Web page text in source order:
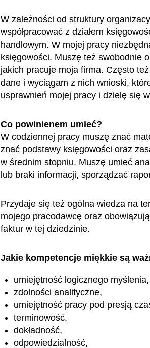
W zależności od struktury
współpracować z działem
handlowym. W mojej pracy
księgowości. Muszę też swobodnie
jakich pracuje moja firma. Często
dane i wyciągam z nich wnioski,
usprawnień mojej pracy i dzielę się
Co powinienem umieć?
W codziennej pracy muszę znać
znać podstawy księgowości oraz
w średnim stopniu. Muszę umieć
lub braki informacji, sporządzać
Przydaje się też ogólna wiedza na
mojego pracodawcę oraz
faktur w tej dziedzinie.
Jakie kompetencje miękkie są
umiejętność logicznego myślenia,
zdolności analityczne,
umiejętność pracy pod presją
terminowość,
dokładność,
odpowiedzialność,